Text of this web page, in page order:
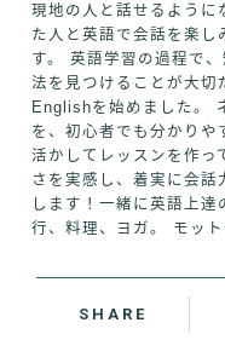
現地の人と話せるように
た人と英語で会話を楽し
す。 英語学習の過程で
法を見つけることが大
Englishを始めました。
を、初心者でも分かりや
活かしてレッスンを作っ
さを実感し、着実に会話
します！一緒に英語上
行、料理、ヨガ。 モッ
SHARE